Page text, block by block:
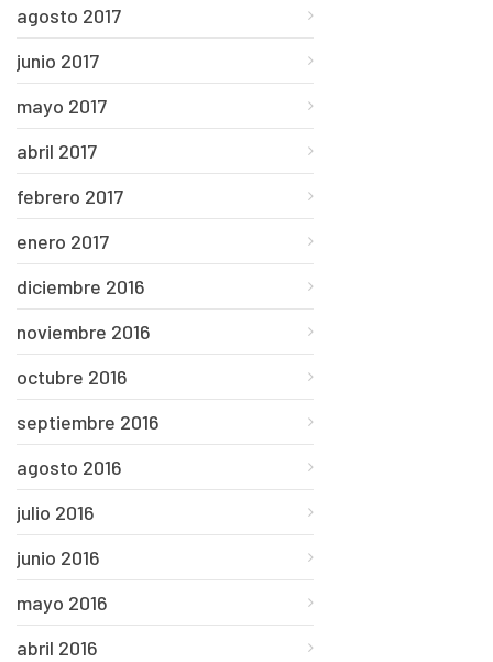
agosto 2017
junio 2017
mayo 2017
abril 2017
febrero 2017
enero 2017
diciembre 2016
noviembre 2016
octubre 2016
septiembre 2016
agosto 2016
julio 2016
junio 2016
mayo 2016
abril 2016